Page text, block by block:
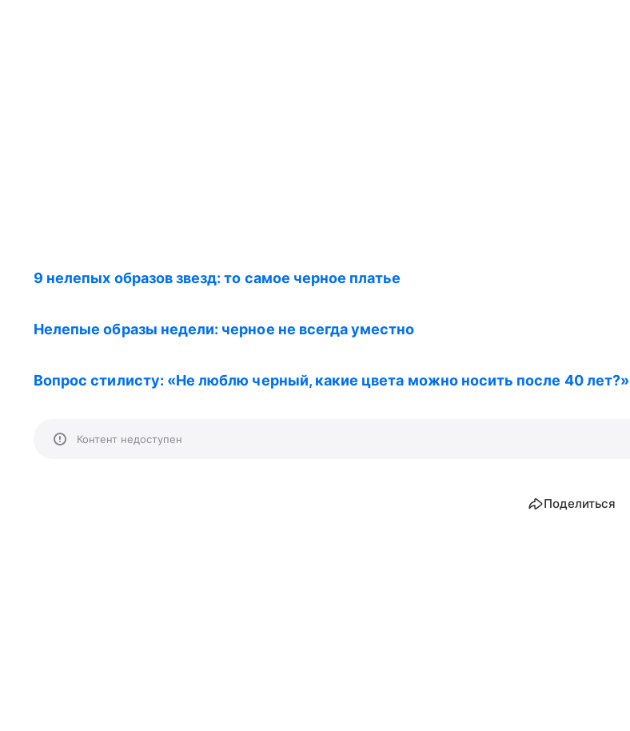
9 нелепых образов звезд: то самое черное платье
Нелепые образы недели: черное не всегда уместно
Вопрос стилисту: «Не люблю черный, какие цвета можно носить после 40 лет?»
Контент недоступен
Поделиться